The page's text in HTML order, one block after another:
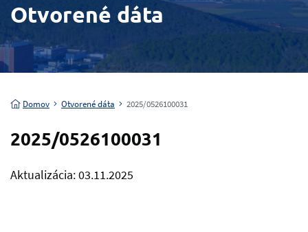
Otvorené dáta
Domov Otvorené dáta 2025/0526100031
2025/0526100031
Aktualizácia: 03.11.2025